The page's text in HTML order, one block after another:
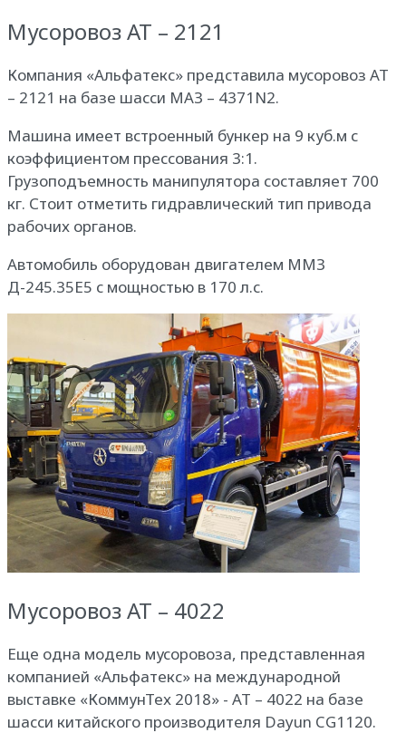
Мусоровоз АТ – 2121
Компания «Альфатекс» представила мусоровоз АТ
– 2121 на базе шасси МАЗ – 4371N2.
Машина имеет встроенный бункер на 9 куб.м с
коэффициентом прессования 3:1.
Грузоподъемность манипулятора составляет 700
кг. Стоит отметить гидравлический тип привода
рабочих органов.
Автомобиль оборудован двигателем ММЗ
Д-245.35Е5 с мощностью в 170 л.с.
Мусоровоз AT – 4022
Еще одна модель мусоровоза, представленная
компанией «Альфатекс» на международной
выставке «КоммунТех 2018» - AT – 4022 на базе
шасси китайского производителя Dayun CG1120.